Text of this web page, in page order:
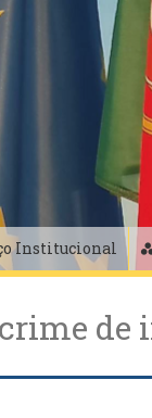
Institucional